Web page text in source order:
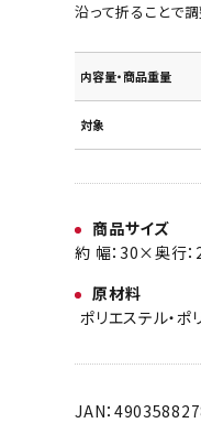
沿って折ることで調
内容量・商品重量
対象
商品サイズ
約 幅：30×奥行
原材料
ポリエステル・ポ
JAN：